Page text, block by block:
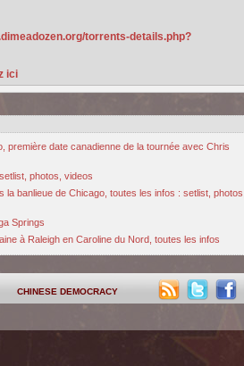
torrents-details.php?
ici
date canadienne de la tournée avec Chris
photos, videos
banlieue de Chicago, toutes les infos : setlist, photos,
Springs
à Raleigh en Caroline du Nord, toutes les infos
CHINESE DEMOCRACY